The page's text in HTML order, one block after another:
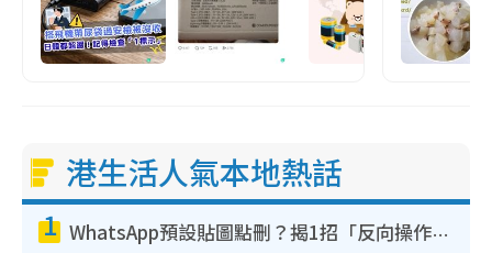
港生活人氣本地熱話
1 WhatsApp預設貼圖點刪？揭1招「反向操作」還原簡潔介面 附3步實測教學